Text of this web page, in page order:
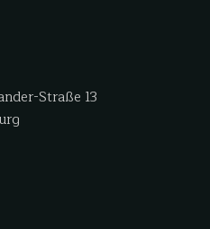
Straße 13